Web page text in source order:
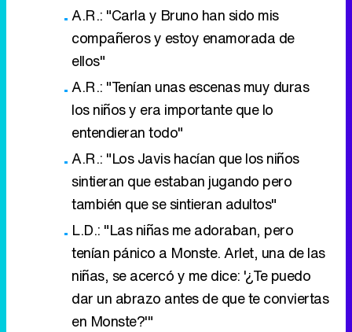
A.R.: "Carla y Bruno han sido mis
compañeros y estoy enamorada de
ellos"
A.R.: "Tenían unas escenas muy duras
los niños y era importante que lo
entendieran todo"
A.R.: "Los Javis hacían que los niños
sintieran que estaban jugando pero
también que se sintieran adultos"
L.D.: "Las niñas me adoraban, pero
tenían pánico a Monste. Arlet, una de las
niñas, se acercó y me dice: '¿Te puedo
dar un abrazo antes de que te conviertas
en Monste?'"